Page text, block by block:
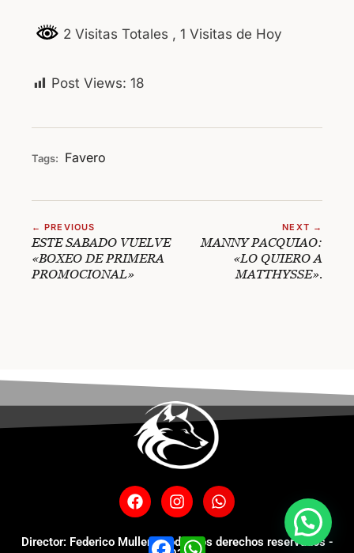
2 Visitas Totales , 1 Visitas de Hoy
Post Views: 18
Tags: Favero
← PREVIOUS
ESTE SABADO VUELVE
«BOXEO DE PRIMERA
PROMOCIONAL»
NEXT →
MANNY PACQUIAO:
«LO QUIERO A
MATTHYSSE».
Director: Federico Muller - Todos los derechos reservados -
FacebookWhatsApp